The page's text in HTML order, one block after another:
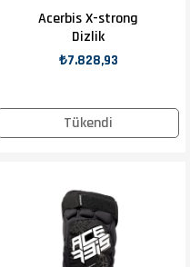
Tükendi
Acerbis X-strong
Dizlik
₺7.828,93